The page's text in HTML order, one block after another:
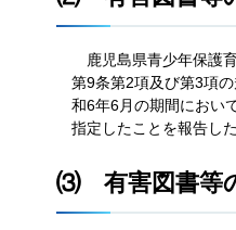
鹿児島県青少年保護
第9条第2項及び第3項
和6年6月の期間におい
指定したことを報告した
⑶ 有害図書等